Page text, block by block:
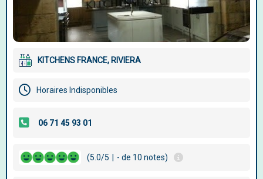
KITCHENS FRANCE, RIVIERA
Horaires Indisponibles
(5.0/5 - de 10 notes)